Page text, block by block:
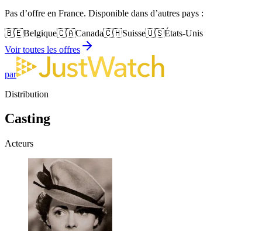
Pas d’offre en France. Disponible dans d’autres pays :
🇧🇪Belgique🇨🇦Canada🇨🇭Suisse🇺🇸États-Unis
Voir toutes les offres
par
Distribution
Casting
Acteurs